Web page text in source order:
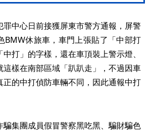
罪中心日前接獲屏東市警方通報，屏警
BMW休旅車，車門上張貼了「中部打
打」的字樣，還在車頂裝上警示燈、
這樣在南部區域「趴趴走」，不過因車
正的中打偵防車輛不同，因此通報中打
騙集團成員假冒警察黑吃黑、騙財騙色